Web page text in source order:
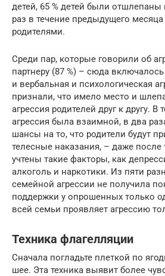
детей, 65 % детей были
раз в течение предыдущего
родителями.
Среди пар, которые говорили об
партнеру (87 %) – сюда
и вербальная и психологическая
признали, что имело место и
агрессия родителей друг к другу. В
агрессия была взаимной, в два
шансы на то, что родители будут
телесные наказания, – даже после
учтены такие факторы, как
алкоголь и наркотики. Из пяти
семейной агрессии не получила
поддержки у опрошенных только
всей семьи проявляет агрессию
Техника флагелляции
Сначала погладьте плеткой по
шее. Эта техника выявит более